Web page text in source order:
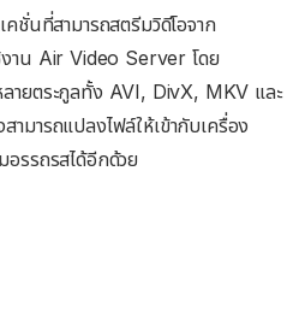
ชั่นที่สามารถสตรีมวิดีโอจาก
งาน Air Video Server โดย
ายตระกูลทั้ง AVI, DivX, MKV และ
มารถแปลงไฟล์ให้เข้ากับเครื่อง
รรถรสได้อีกด้วย